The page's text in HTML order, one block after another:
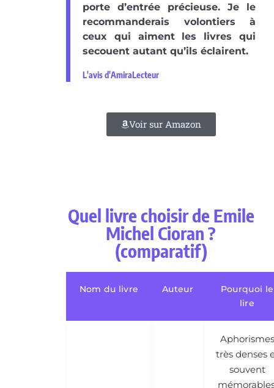
porte d’entrée précieuse. Je le
recommanderais volontiers à
ceux qui aiment les livres qui
secouent autant qu’ils éclairent.
L'avis d'AmiraLecteur
Voir sur Amazon
Quel livre choisir de Emile
Michel Cioran ?
(comparatif)
Nom du livre Auteur
Pourquoi le
lire
Aphorismes
très denses
souvent